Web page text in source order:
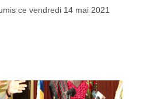
ce vendredi 14 mai 2021